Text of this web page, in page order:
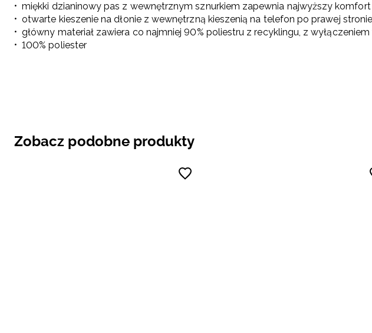
miękki dzianinowy pas z wewnętrznym sznurkiem zapewnia najwyższy
otwarte kieszenie na dłonie z wewnętrzną kieszenią na telefon po prawej stronie
główny materiał zawiera co najmniej 90% poliestru z recyklingu, z
100% poliester
Zobacz podobne produkty